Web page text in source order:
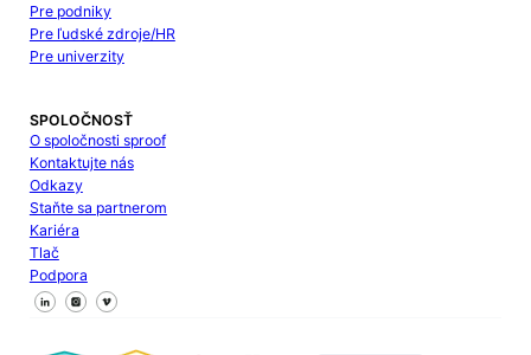
Pre podniky
Pre ľudské zdroje/HR
Pre univerzity
SPOLOČNOSŤ
O spoločnosti sproof
Kontaktujte nás
Odkazy
Staňte sa partnerom
Kariéra
Tlač
Podpora
Sledujte nás na Facebooku
Sledujte nás na X
Sledujte nás na LinkedIn